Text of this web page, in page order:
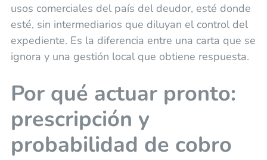
usos comerciales del país del deudor, esté donde
esté, sin intermediarios que diluyan el control del
expediente. Es la diferencia entre una carta que se
ignora y una gestión local que obtiene respuesta.
Por qué actuar pronto:
prescripción y
probabilidad de cobro